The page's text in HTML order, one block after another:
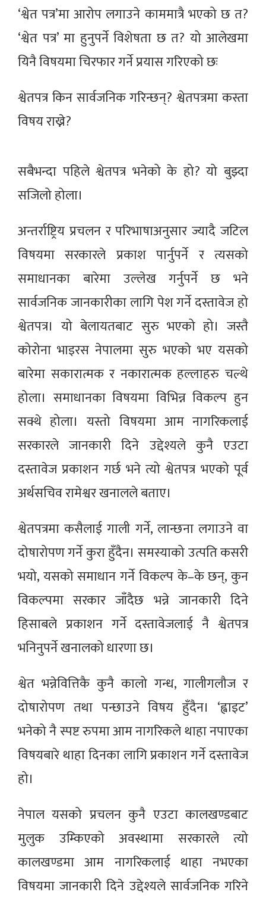
‘श्वेत पत्र’मा आरोप लगाउने काममात्रै भएको छ त?
‘श्वेत पत्र’ मा हुनुपर्ने विशेषता छ त? यो आलेखमा
यिनै विषयमा चिरफार गर्ने प्रयास गरिएको छः
श्वेतपत्र किन सार्वजनिक गरिन्छन्? श्वेतपत्रमा कस्ता
विषय राख्ने?
सबैभन्दा पहिले श्वेतपत्र भनेको के हो? यो बुझ्दा
सजिलो होला।
अन्तर्राष्ट्रिय प्रचलन र परिभाषाअनुसार ज्यादै जटिल
विषयमा सरकारले प्रकाश पार्नुपर्ने र त्यसको
समाधानका बारेमा उल्लेख गर्नुपर्ने छ भने
सार्वजनिक जानकारीका लागि पेश गर्ने दस्तावेज हो
श्वेतपत्र। यो बेलायतबाट सुरु भएको हो। जस्तै
कोरोना भाइरस नेपालमा सुरु भएको भए यसको
बारेमा सकारात्मक र नकारात्मक हल्लाहरु चल्थे
होला। समाधानका विषयमा विभिन्न विकल्प हुन
सक्थे होला। यस्तो विषयमा आम नागरिकलाई
सरकारले जानकारी दिने उद्देश्यले कुनै एउटा
दस्तावेज प्रकाशन गर्छ भने त्यो श्वेतपत्र भएको पूर्व
अर्थसचिव रामेश्वर खनालले बताए।
श्वेतपत्रमा कसैलाई गाली गर्ने, लान्छना लगाउने वा
दोषारोपण गर्ने कुरा हुँदैन। समस्याको उत्पति कसरी
भयो, यसको समाधान गर्ने विकल्प के–के छन्, कुन
विकल्पमा सरकार जाँदैछ भन्ने जानकारी दिने
हिसाबले प्रकाशन गर्ने दस्तावेजलाई नै श्वेतपत्र
भनिनुपर्ने खनालको धारणा छ।
श्वेत भन्नेवित्तिकै कुनै कालो गन्ध, गालीगलौज र
दोषारोपण तथा पन्छाउने विषय हुँदैन। ‘ह्वाइट’
भनेको नै स्पष्ट रुपमा आम नागरिकले थाहा नपाएका
विषयबारे थाहा दिनका लागि प्रकाशन गर्ने दस्तावेज
हो।
नेपाल यसको प्रचलन कुनै एउटा कालखण्डबाट
मुलुक उम्किएको अवस्थामा सरकारले त्यो
कालखण्डमा आम नागरिकलाई थाहा नभएका
विषयमा जानकारी दिने उद्देश्यले सार्वजनिक गरिने